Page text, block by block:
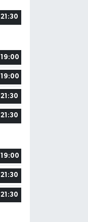
21:30
19:00
19:00
21:30
21:30
19:00
21:30
21:30